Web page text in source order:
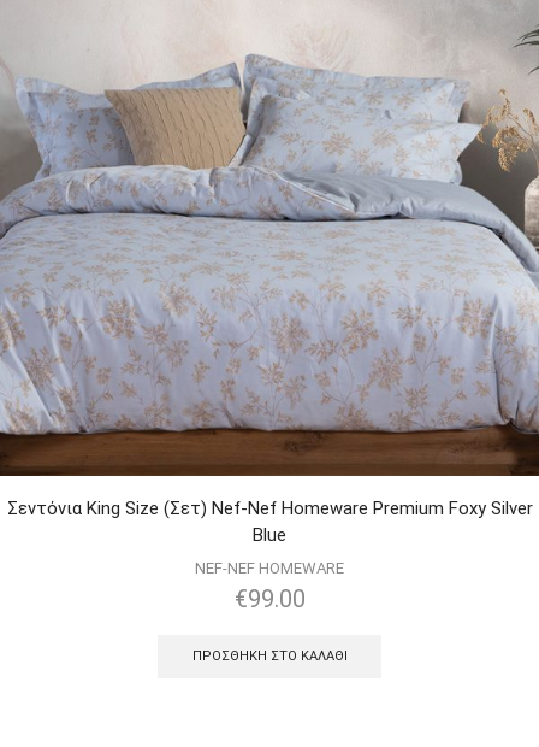
Σεντόνια King Size (Σετ) Nef-Nef Homeware Premium Foxy Silver
Blue
NEF-NEF HOMEWARE
€99.00
ΠΡΟΣΘΉΚΗ ΣΤΟ ΚΑΛΆΘΙ